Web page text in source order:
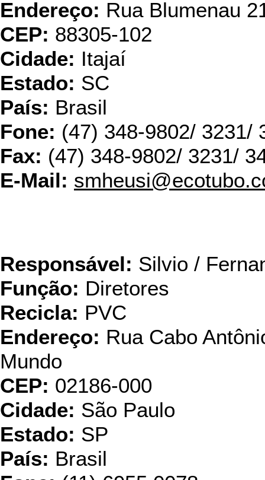
Endereço: Rua Blumenau
CEP: 88305-102
Cidade: Itajaí
Estado: SC
País: Brasil
Fone: (47) 348-9802/ 3231/
Fax: (47) 348-9802/ 3231/
E-Mail:
Responsável: Silvio /
Função: Diretores
Recicla: PVC
Endereço: Rua Cabo
Mundo
CEP: 02186-000
Cidade: São Paulo
Estado: SP
País: Brasil